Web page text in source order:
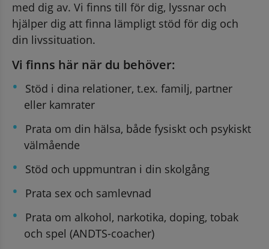
med dig av. Vi finns till för dig, lyssnar och
hjälper dig att finna lämpligt stöd för dig och
din livssituation.
Vi finns här när du behöver:
Stöd i dina relationer, t.ex. familj, partner
eller kamrater
Prata om din hälsa, både fysiskt och psykiskt
välmående
Stöd och uppmuntran i din skolgång
Prata sex och samlevnad
Prata om alkohol, narkotika, doping, tobak
och spel (ANDTS-coacher)